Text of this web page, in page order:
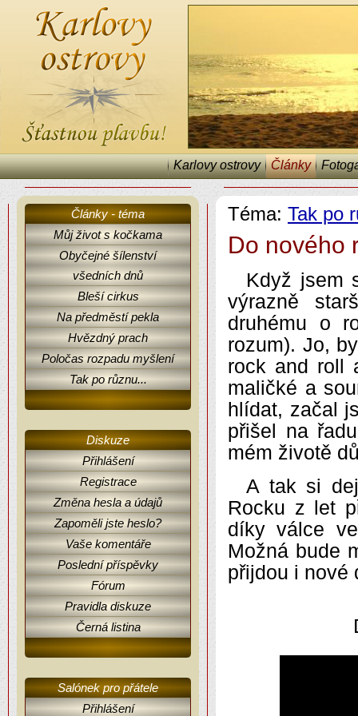
Karlovy ostrovy Články
Články - téma
Můj život s kočkama
Obyčejné šílenství
všedních dnů
Bleší cirkus
Na předměstí pekla
Hvězdný prach
Poločas rozpadu myšlení
Tak po různu...
Diskuze
Přihlášení
Registrace
Změna hesla a údajů
Zapoměli jste heslo?
Vaše komentáře
Poslední příspěvky
Fórum
Pravidla diskuze
Černá listina
Salónek pro přátele
Přihlášení
Téma: Tak po
Do nového
Když jsem
výrazně
druhému o
rozum). Jo,
rock and roll
maličké a
hlídat, začal
přišel na
mém životě
A tak si
Rocku z let
díky válce
Možná bude
přijdou i